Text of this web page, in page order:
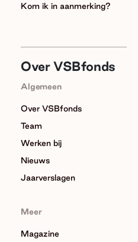
Kom ik in aanmerking?
Over VSBfonds
Algemeen
Over VSBfonds
Team
Werken bij
Nieuws
Jaarverslagen
Meer
Magazine